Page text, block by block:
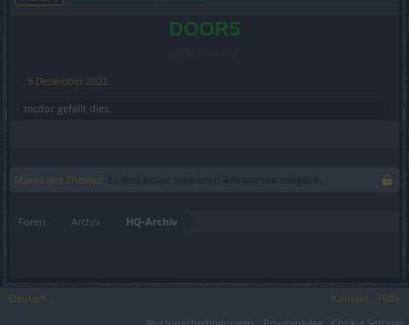
DOOR5
5 Dezember 2022
mcdoc gefällt dies.
Status des Themas:
Foren Archiv HQ-Archiv
Deutsch Kontakt
Hilfe